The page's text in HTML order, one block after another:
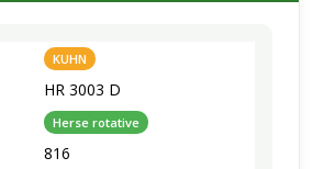
KUHN
HR 3003 D
Herse rotative
816